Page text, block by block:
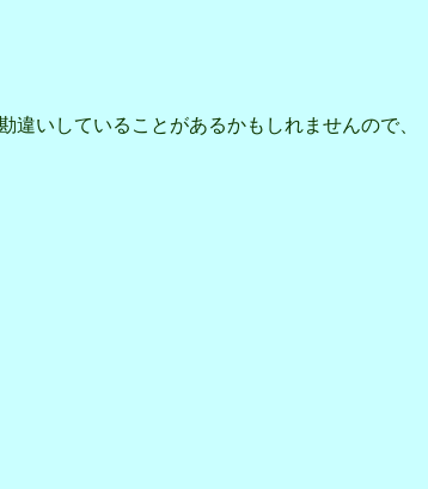
いしていることがあるかもしれませんので、